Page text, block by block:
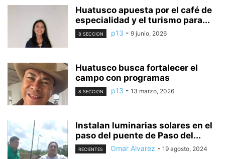
Huatusco apuesta por el café de
especialidad y el turismo para...
8 SECCION p13 - 9 junio, 2026
Huatusco busca fortalecer el
campo con programas
8 SECCION p13 - 13 marzo, 2026
Instalan luminarias solares en el
paso del puente de Paso del...
RECIENTES Omar Alvarez - 19 agosto, 2024